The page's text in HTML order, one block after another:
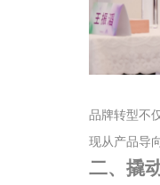
品牌转型不
现从产品导
二、撬